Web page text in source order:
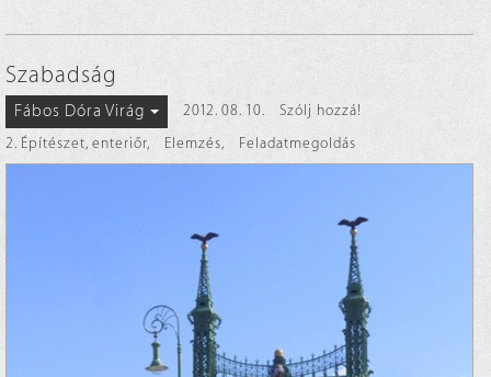
Szabadság
Fábos Dóra Virág 2012. 08. 10.
Szólj hozzá!
2. Építészet, enteriőr, Elemzés, Feladatmegoldás